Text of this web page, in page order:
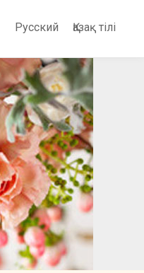
Русский Қазақ тілі